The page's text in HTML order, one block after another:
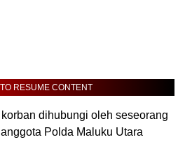
RESUME CONTENT
dihubungi oleh seseorang
Polda Maluku Utara